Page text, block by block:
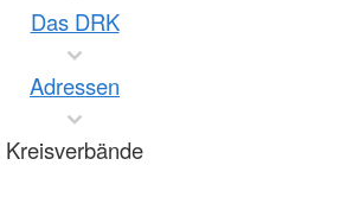
Das DRK
Adressen
Kreisverbände